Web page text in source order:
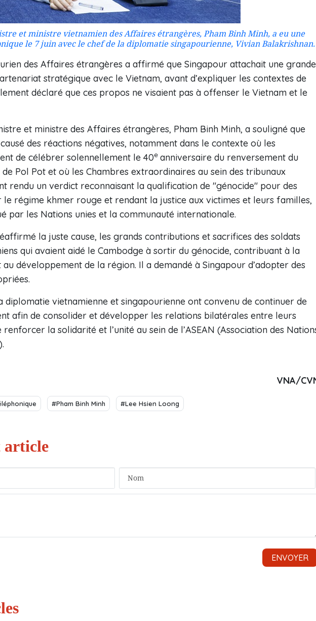
et ministre vietnamien des Affaires étrangères, Pham Binh Minh, a eu une
le 7 juin avec le chef de la diplomatie singapourienne, Vivian Balakrishnan.
des Affaires étrangères a affirmé que Singapour attachait une grande
stratégique avec le Vietnam, avant d’expliquer les contextes de
déclaré que ces propos ne visaient pas à offenser le Vietnam et le
et ministre des Affaires étrangères, Pham Binh Minh, a souligné que
des réactions négatives, notamment dans le contexte où les
de célébrer solennellement le 40e anniversaire du renversement du
Pol Pot et où les Chambres extraordinaires au sein des tribunaux
rendu un verdict reconnaisant la qualification de "génocide" pour des
régime khmer rouge et rendant la justice aux victimes et leurs familles,
par les Nations unies et la communauté internationale.
la juste cause, les grands contributions et sacrifices des soldats
qui avaient aidé le Cambodge à sortir du génocide, contribuant à la
développement de la région. Il a demandé à Singapour d’adopter des
diplomatie vietnamienne et singapourienne ont convenu de continuer de
afin de consolider et développer les relations bilatérales entre leurs
renforcer la solidarité et l’unité au sein de l’ASEAN (Association des
VNA/
#Pham Binh Minh #Lee Hsien Loong